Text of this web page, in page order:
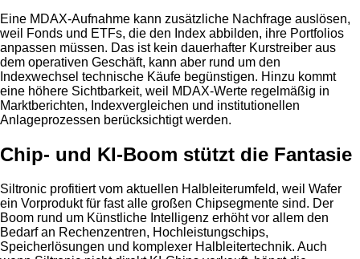
Eine MDAX-Aufnahme kann zusätzliche Nachfrage auslösen,
weil Fonds und ETFs, die den Index abbilden, ihre Portfolios
anpassen müssen. Das ist kein dauerhafter Kurstreiber aus
dem operativen Geschäft, kann aber rund um den
Indexwechsel technische Käufe begünstigen. Hinzu kommt
eine höhere Sichtbarkeit, weil MDAX-Werte regelmäßig in
Marktberichten, Indexvergleichen und institutionellen
Anlageprozessen berücksichtigt werden.
Chip- und KI-Boom stützt die Fantasie
Siltronic profitiert vom aktuellen Halbleiterumfeld, weil Wafer
ein Vorprodukt für fast alle großen Chipsegmente sind. Der
Boom rund um Künstliche Intelligenz erhöht vor allem den
Bedarf an Rechenzentren, Hochleistungschips,
Speicherlösungen und komplexer Halbleitertechnik. Auch